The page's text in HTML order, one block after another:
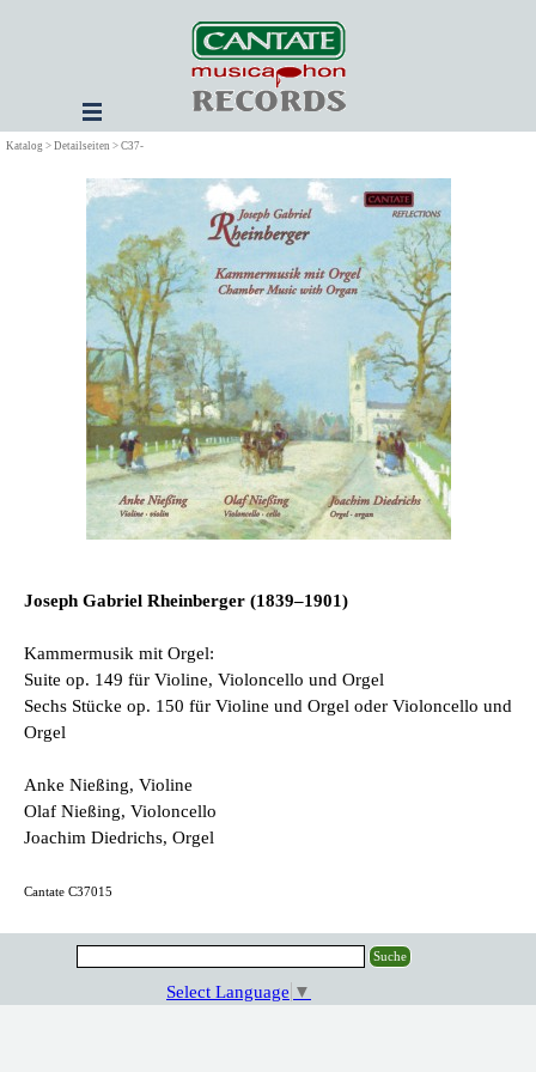
Menü überspringen
Katalog > Detailseiten > C37-
Joseph Gabriel Rheinberger (1839–1901)
Kammermusik mit Orgel:
Suite op. 149 für Violine, Violoncello und Orgel
Sechs Stücke op. 150 für Violine und Orgel oder Violoncello und
Orgel
Anke Nießing, Violine
Olaf Nießing, Violoncello
Joachim Diedrichs, Orgel
Cantate C37015
Select Language ▼
Suche